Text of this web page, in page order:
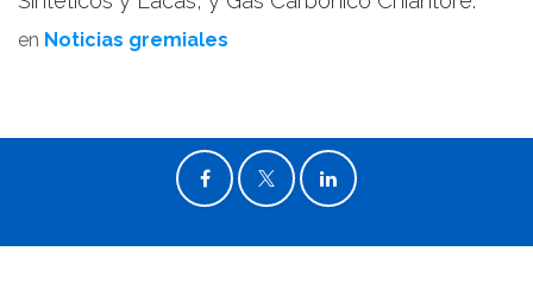
en Noticias gremiales